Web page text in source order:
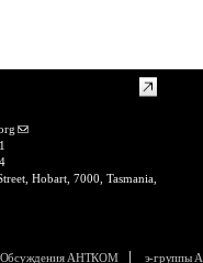
Hobart, 7000, Tasmania,
Обсуждения АНТКОМ э-группы